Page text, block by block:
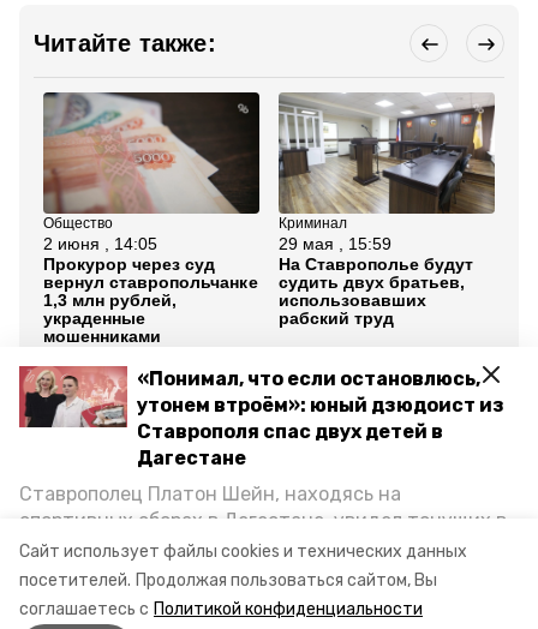
Сайт использует файлы cookies и технических данных
посетителей. Продолжая пользоваться сайтом, Вы
соглашаетесь с Политикой конфиденциальности
«Понимал, что если остановлюсь,
утонем втроём»: юный дзюдоист из
Ставрополя спас двух детей в
Дагестане
Ставрополец Платон Шейн, находясь на
спортивных сборах в Дегестане, увидел тонущих в
Каспийском море детей и бросился на помощь. По
возвращении домой, отважного мальчика
пригласили в министерство образования края и
Читайте также:
Общество
2 июня , 14:05
Прокурор через суд
вернул ставропольчанке
1,3 млн рублей,
украденные
мошенниками
Криминал
29 мая , 15:59
На Ставрополье будут
судить двух братьев,
использовавших
рабский труд
Все новости
ставропольский край
новый председатель
губернатор владимир владимиров